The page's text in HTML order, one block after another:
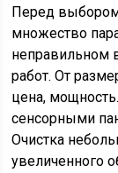
Перед
множество
неправильном
работ. От
цена,
сенсорными
Очистка
увеличенного